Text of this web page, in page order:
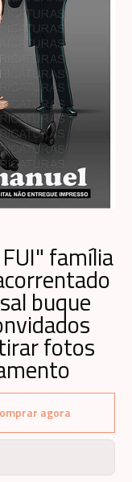
família
buque
fotos
agora